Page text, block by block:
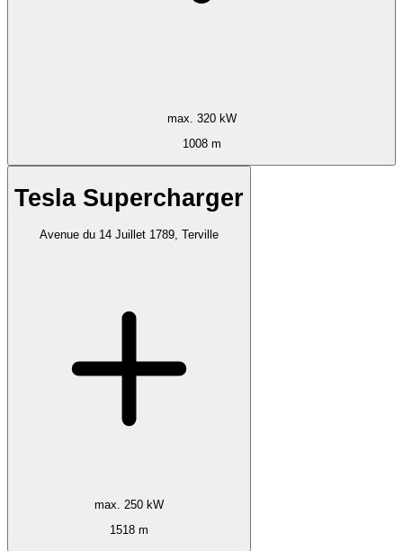
max. 320 kW
1008 m
Tesla Supercharger
Avenue du 14 Juillet 1789, Terville
max. 250 kW
1518 m